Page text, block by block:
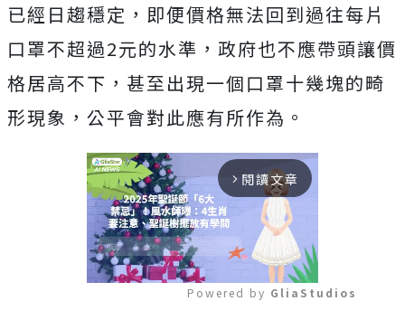
已經日趨穩定，即便價格無法回到過往每片
口罩不超過2元的水準，政府也不應帶頭讓價
格居高不下，甚至出現一個口罩十幾塊的畸
形現象，公平會對此應有所作為。
arrow_forward_ios 閱讀文章
Powered by GliaStudios